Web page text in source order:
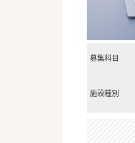
募集科目
施設種別